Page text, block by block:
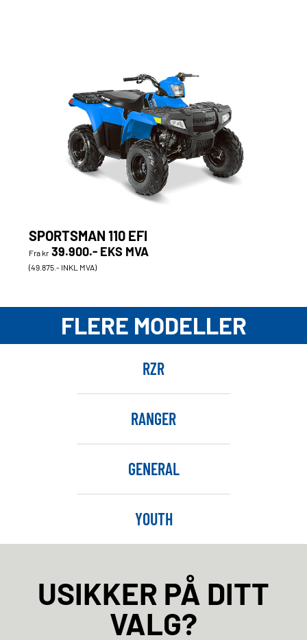
SPORTSMAN 110 EFI
Fra kr 39.900.- EKS MVA
(49.875.- INKL MVA)
FLERE MODELLER
RZR
RANGER
GENERAL
YOUTH
USIKKER PÅ DITT
VALG?